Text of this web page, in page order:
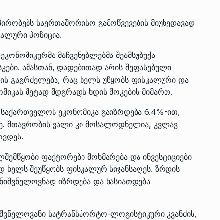
საერთაშორისო გამოწვევების მიუხედავად
პოზიცია.
მაჩვენებლებმა შეამსუბუქა
ამასთან, დადებითად არის შეფასებული
გაგრძელება, რაც ხელს უწყობს ფისკალური და
მეტად მდგრადს ხდის შოკების მიმართ.
ეკონომიკა გაიზრდება 6.4%-ით,
ვალი კი მოსალოდნელია, კვლავ
ფაქტორები მოხმარება და ინვესტიციები
შეუწყობს ფისკალურ სიჯანსაღეს. ზრდის
იზრდება და ხასიათდება
სატრანსპორტო-ლოგისტიკური კვანძის,